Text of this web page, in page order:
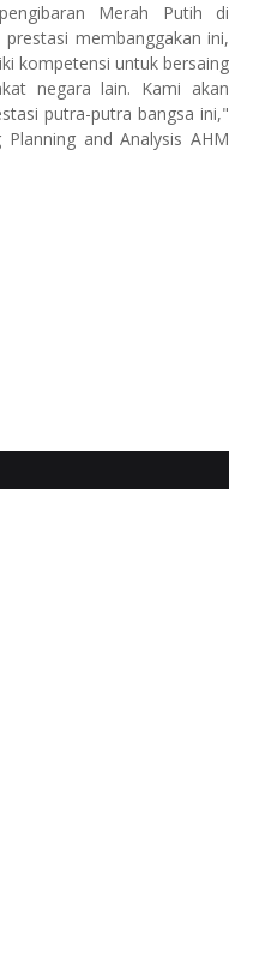
Merah Putih di
membanggakan ini,
kompetensi untuk bersaing
negara lain. Kami akan
putra-putra bangsa ini,"
and Analysis AHM